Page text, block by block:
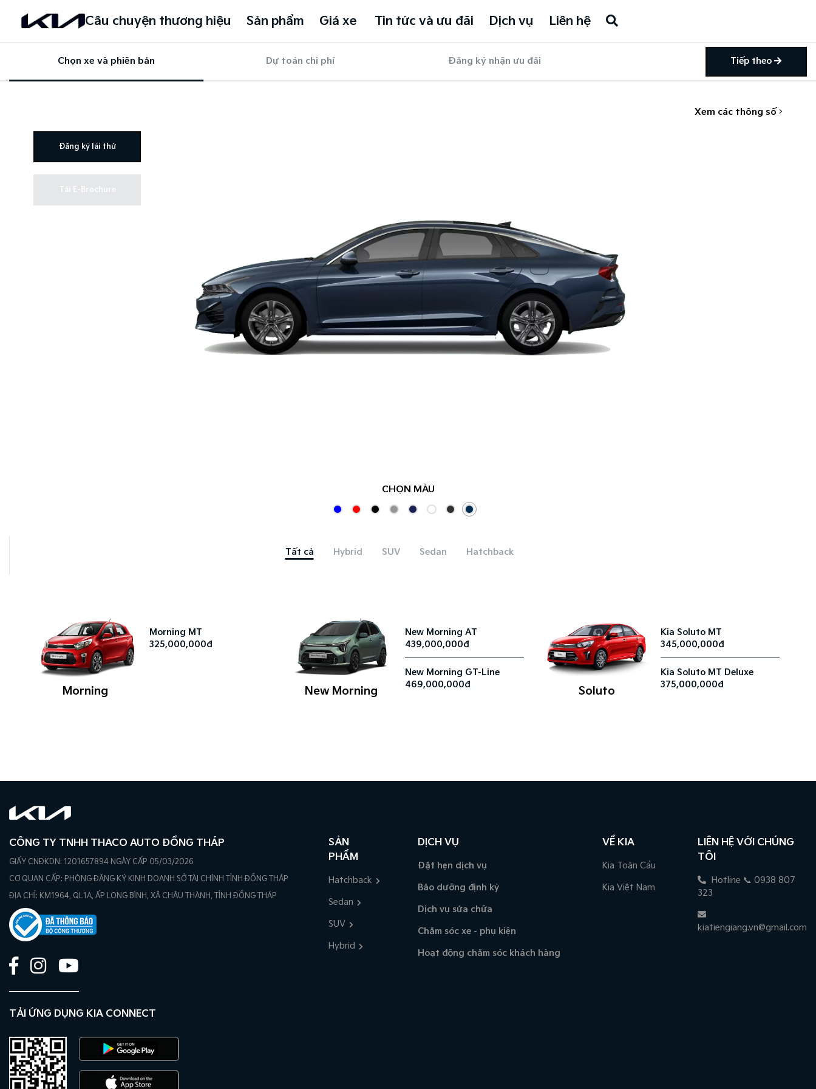
Câu chuyện thương hiệu Sản phẩm Giá xe Tin tức và ưu đãi Dịch vụ Liên hệ
Chọn xe và phiên bản Dự toán chi phí Đăng ký nhận ưu đãi Tiếp theo
Xem các thông số
Đăng ký lái thử
Tải E-Brochure
CHỌN MÀU
Tất cả Hybrid SUV Sedan Hatchback
Morning
Morning MT
325,000,000đ
New Morning
New Morning AT
439,000,000đ
New Morning GT-Line
469,000,000đ
Soluto
Kia Soluto MT
345,000,000đ
Kia Soluto MT Deluxe
375,000,000đ
CÔNG TY TNHH THACO AUTO ĐỒNG THÁP
GIẤY CNĐKDN: 1201657894 NGÀY CẤP 05/03/2026
CƠ QUAN CẤP: PHÒNG ĐĂNG KÝ KINH DOANH SỞ TÀI CHÍNH TỈNH ĐỒNG THÁP
ĐỊA CHỈ: KM1964, QL1A, ẤP LONG BÌNH, XÃ CHÂU THÀNH, TỈNH ĐỒNG THÁP
TẢI ỨNG DỤNG KIA CONNECT
SẢN
PHẨM
Hatchback
Sedan
SUV
Hybrid
DỊCH VỤ
Đặt hẹn dịch vụ
Bảo dưỡng định kỳ
Dịch vụ sửa chữa
Chăm sóc xe - phụ kiện
Hoạt động chăm sóc khách hàng
VỀ KIA
Kia Toàn Cầu
Kia Việt Nam
LIÊN HỆ VỚI CHÚNG
TÔI
Hotline 📞 0938 807
323
kiatiengiang.vn@gmail.com